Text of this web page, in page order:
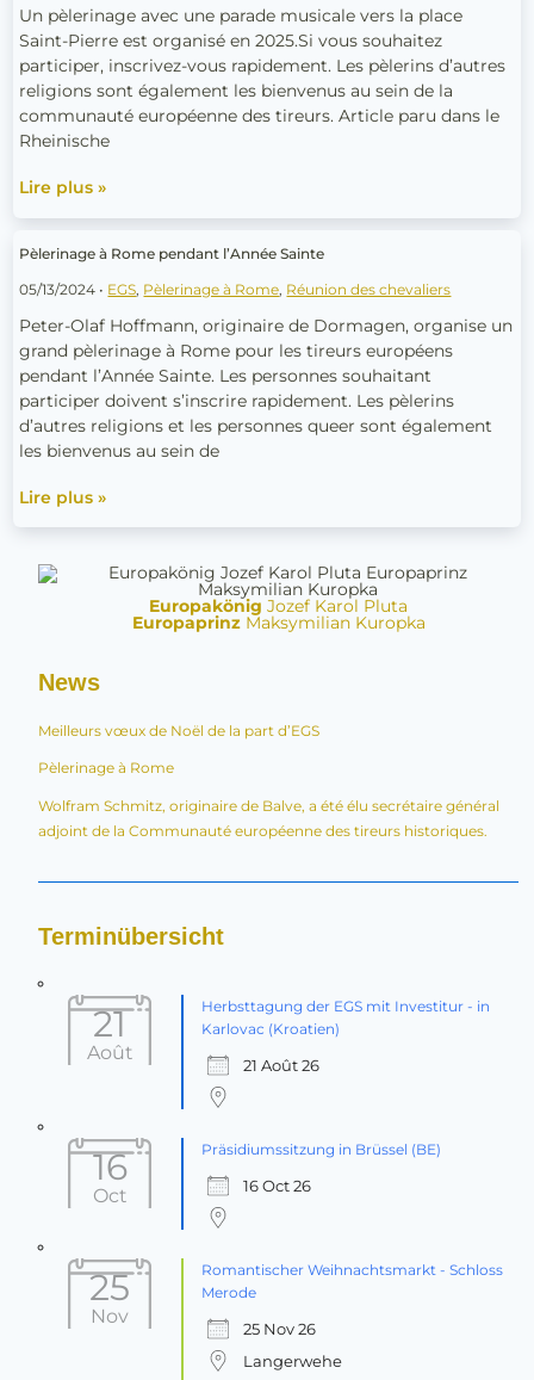
Un pèlerinage avec une parade musicale vers la place
Saint-Pierre est organisé en 2025.Si vous souhaitez
participer, inscrivez-vous rapidement. Les pèlerins d’autres
religions sont également les bienvenus au sein de la
communauté européenne des tireurs. Article paru dans le
Rheinische
européens
à
Rome
pour
l’année
sainte
Lire plus »
Pèlerinage à Rome pendant l’Année Sainte
05/13/2024 • EGS, Pèlerinage à Rome, Réunion des chevaliers
Peter-Olaf Hoffmann, originaire de Dormagen, organise un
grand pèlerinage à Rome pour les tireurs européens
pendant l’Année Sainte. Les personnes souhaitant
participer doivent s’inscrire rapidement. Les pèlerins
d’autres religions et les personnes queer sont également
les bienvenus au sein de
Pèlerinage
Rome
pendant
l’Année
Sainte
Lire plus »
Europakönig Jozef Karol Pluta
EuropaprinzMaksymilian Kuropka
News
Meilleurs vœux de Noël de la part d’EGS
Pèlerinage à Rome
Wolfram Schmitz, originaire de Balve, a été élu secrétaire général
adjoint de la Communauté européenne des tireurs historiques.
Terminübersicht
21
Août
Herbsttagung der EGS mit Investitur - in
Karlovac (Kroatien)
21 Août 26
16
Oct
Präsidiumssitzung in Brüssel (BE)
16 Oct 26
25
Nov
Romantischer Weihnachtsmarkt - Schloss
Merode
25 Nov 26
Langerwehe